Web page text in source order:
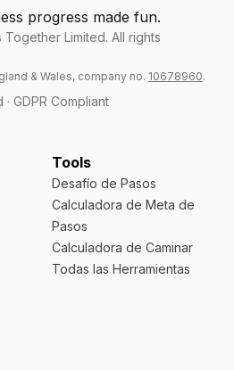
progress made fun.
Together Limited. All rights
& Wales, company no. 10678960.
GDPR Compliant
Tools
Desafío de Pasos
Calculadora de Meta de
Pasos
Calculadora de Caminar
Todas las Herramientas